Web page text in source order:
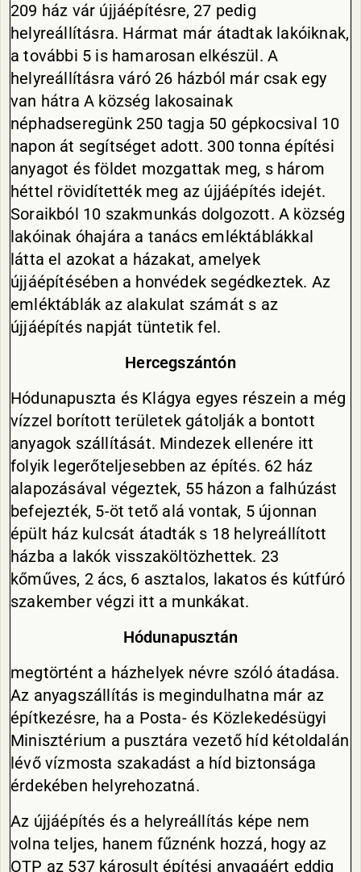
209 ház vár újjáépítésre, 27 pedig
helyreállításra. Hármat már átadtak lakóiknak,
a további 5 is hamarosan elkészül. A
helyreállításra váró 26 házból már csak egy
van hátra A község lakosainak
néphadseregünk 250 tagja 50 gépkocsival 10
napon át segítséget adott. 300 tonna építési
anyagot és földet mozgattak meg, s három
héttel rövidítették meg az újjáépítés idejét.
Soraikból 10 szakmunkás dolgozott. A község
lakóinak óhajára a tanács emléktáblákkal
látta el azokat a házakat, amelyek
újjáépítésében a honvédek segédkeztek. Az
emléktáblák az alakulat számát s az
újjáépítés napját tüntetik fel.
Hercegszántón
Hódunapuszta és Klágya egyes részein a még
vízzel borított területek gátolják a bontott
anyagok szállítását. Mindezek ellenére itt
folyik legerőteljesebben az építés. 62 ház
alapozásával végeztek, 55 házon a falhúzást
befejezték, 5-öt tető alá vontak, 5 újonnan
épült ház kulcsát átadták s 18 helyreállított
házba a lakók visszaköltözhettek. 23
kőműves, 2 ács, 6 asztalos, lakatos és kútfúró
szakember végzi itt a munkákat.
Hódunapusztán
megtörtént a házhelyek névre szóló átadása.
Az anyagszállítás is megindulhatna már az
építkezésre, ha a Posta- és Közlekedésügyi
Minisztérium a pusztára vezető híd kétoldalán
lévő vízmosta szakadást a híd biztonsága
érdekében helyrehozatná.
Az újjáépítés és a helyreállítás képe nem
volna teljes, hanem fűznénk hozzá, hogy az
OTP az 537 károsult építési anyagáért eddig